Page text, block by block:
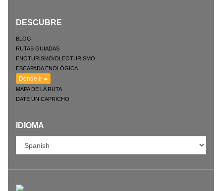
DESCUBRE
BLOG
RUTAS GUIADAS
ENOTURISMO/OLEOTURISMO
ESCAPADA ENOLÓGICA
Dónde ir
MAPA DE LA RUTA
DATE UN CAPRICHO
IDIOMA